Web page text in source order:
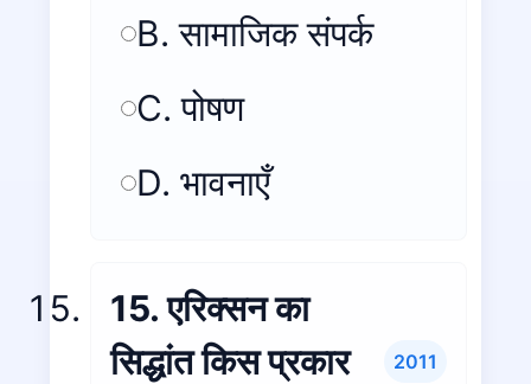
B. सामाजिक संपर्क
C. पोषण
D. भावनाएँ
15. एरिक्सन का
सिद्धांत किस प्रकार
2011